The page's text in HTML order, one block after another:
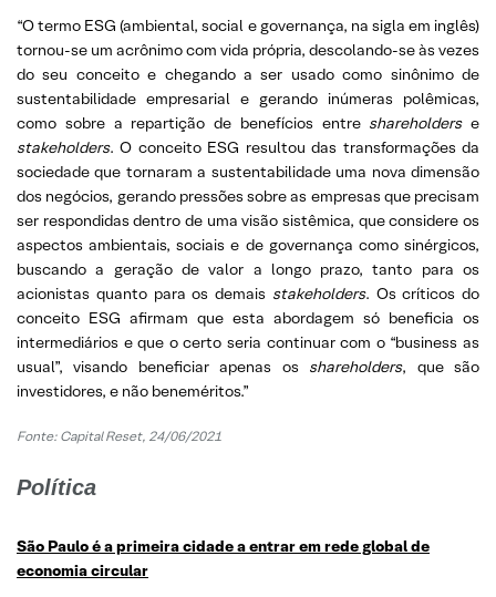
“O termo ESG (ambiental, social e governança, na sigla em inglês)
tornou-se um acrônimo com vida própria, descolando-se às vezes
do seu conceito e chegando a ser usado como sinônimo de
sustentabilidade empresarial e gerando inúmeras polêmicas,
como sobre a repartição de benefícios entre shareholders e
stakeholders. O conceito ESG resultou das transformações da
sociedade que tornaram a sustentabilidade uma nova dimensão
dos negócios, gerando pressões sobre as empresas que precisam
ser respondidas dentro de uma visão sistêmica, que considere os
aspectos ambientais, sociais e de governança como sinérgicos,
buscando a geração de valor a longo prazo, tanto para os
acionistas quanto para os demais stakeholders. Os críticos do
conceito ESG afirmam que esta abordagem só beneficia os
intermediários e que o certo seria continuar com o “business as
usual”, visando beneficiar apenas os shareholders, que são
investidores, e não beneméritos.”
Fonte: Capital Reset, 24/06/2021
Política
São Paulo é a primeira cidade a entrar em rede global de
economia circular